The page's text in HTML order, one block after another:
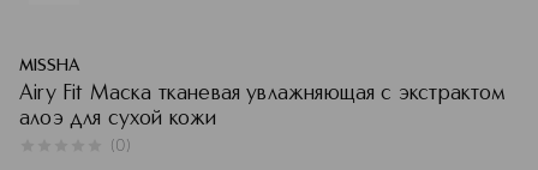
MISSHA
Airy Fit Маска тканевая увлажняющая с экстрактом
алоэ для сухой кожи
(0)